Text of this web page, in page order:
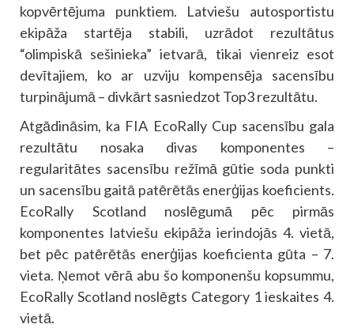
kopvērtējuma punktiem. Latviešu autosportistu
ekipāža startēja stabili, uzrādot rezultātus
“olimpiskā sešinieka” ietvarā, tikai vienreiz esot
devītajiem, ko ar uzviju kompensēja sacensību
turpinājumā – divkārt sasniedzot Top3 rezultātu.
Atgādināsim, ka FIA EcoRally Cup sacensību gala
rezultātu nosaka divas komponentes –
regularitātes sacensību režīmā gūtie soda punkti
un sacensību gaitā patērētās enerģijas koeficients.
EcoRally Scotland noslēgumā pēc pirmās
komponentes latviešu ekipāža ierindojās 4. vietā,
bet pēc patērētās enerģijas koeficienta gūta – 7.
vieta. Ņemot vērā abu šo komponenšu kopsummu,
EcoRally Scotland noslēgts Category 1 ieskaites 4.
vietā.